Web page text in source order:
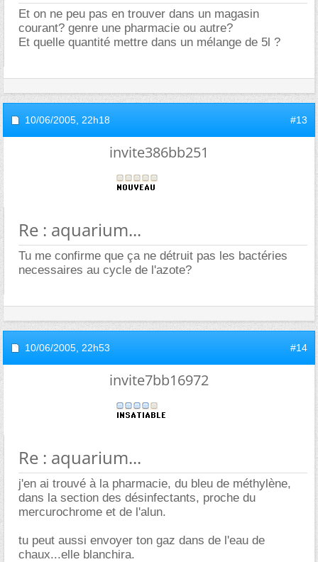
Et on ne peu pas en trouver dans un magasin
courant? genre une pharmacie ou autre?
Et quelle quantité mettre dans un mélange de 5l ?
10/06/2005, 22h18 #13
invite386bb251
Re : aquarium...
Tu me confirme que ça ne détruit pas les bactéries
necessaires au cycle de l'azote?
10/06/2005, 22h53 #14
invite7bb16972
Re : aquarium...
j'en ai trouvé à la pharmacie, du bleu de méthylène,
dans la section des désinfectants, proche du
mercurochrome et de l'alun.
tu peut aussi envoyer ton gaz dans de l'eau de
chaux...elle blanchira.